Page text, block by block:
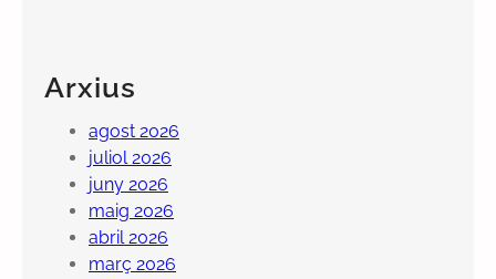
Arxius
agost 2026
juliol 2026
juny 2026
maig 2026
abril 2026
març 2026